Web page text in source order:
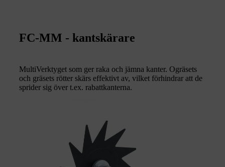
FC-MM - kantskärare
MultiVerktyget som ger raka och jämna kanter. Ogräsets
och gräsets rötter skärs effektivt av, vilket förhindrar att de
sprider sig över t.ex. rabattkanterna.